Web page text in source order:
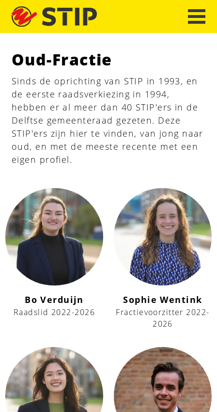
Oud-Fractie
Sinds de oprichting van STIP in 1993, en
de eerste raadsverkiezing in 1994,
hebben er al meer dan 40 STIP'ers in de
Delftse gemeenteraad gezeten. Deze
STIP'ers zijn hier te vinden, van jong naar
oud, en met de meeste recente met een
eigen profiel.
Bo Verduijn
Raadslid 2022-2026
Sophie Wentink
Fractievoorzitter 2022-
2026